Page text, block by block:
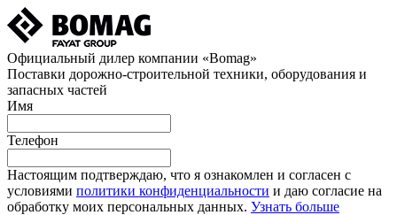
Официальный дилер компании «Bomag»
Поставки дорожно-строительной техники, оборудования и
запасных частей
Имя
Телефон
Настоящим подтверждаю, что я ознакомлен и согласен с
условиями политики конфиденциальности и даю согласие на
обработку моих персональных данных. Узнать больше